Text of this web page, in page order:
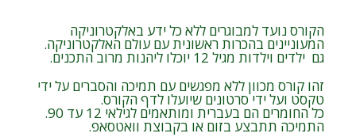
הקורס נועד למבוגרים ללא כל ידע באלקטרוניקה
המעוניינים בהכרות ראשונית עם עולם האלקטרוניקה.
גם ילדים וילדות מגיל 12 יוכלו ליהנות מרוב התכנים.
זהו קורס מכוון ללא מפגשים עם תמיכה והסברים על ידי
טקסט ועל ידי סרטונים שיועלו לדף הקורס.
כל החומרים הם בעברית ומותאמים לגילאי 12 עד 90.
התמיכה תתבצע בזום או בקבוצת וואטסאפ.